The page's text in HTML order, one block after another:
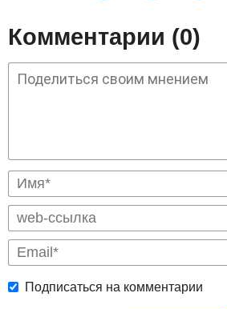
Комментарии (0)
Подписаться на комментарии